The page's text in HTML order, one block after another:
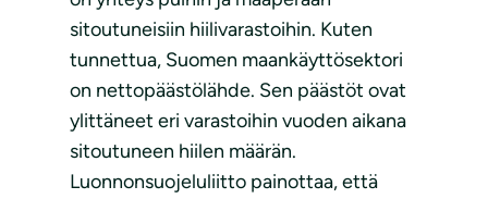
sitoutuneisiin hiilivarastoihin. Kuten
tunnettua, Suomen maankäyttösektori
on nettopäästölähde. Sen päästöt ovat
ylittäneet eri varastoihin vuoden aikana
sitoutuneen hiilen määrän.
Luonnonsuojeluliitto painottaa, että